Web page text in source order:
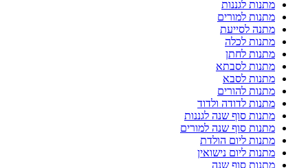
מתנות לגננות
מתנות למורים
מתנה לסייעת
מתנות לכלה
מתנות לחתן
מתנות לסבתא
מתנות לסבא
מתנות להורים
מתנות לדודה ולדוד
מתנות סוף שנה לגננות
מתנות סוף שנה למורים
מתנות ליום הולדת
מתנות ליום נישואין
מתנות סוף שנה